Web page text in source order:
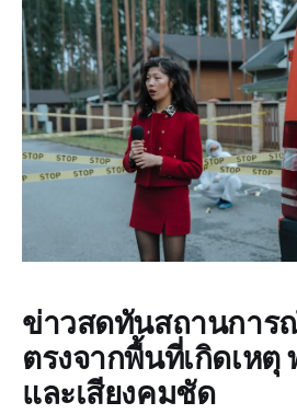
ข่าวสดทันสถานการ
ตรงจากพื้นที่เกิดเหตุ
และเสียงคมชัด